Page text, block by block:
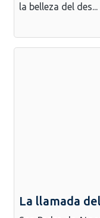
la belleza del des...
La llamada